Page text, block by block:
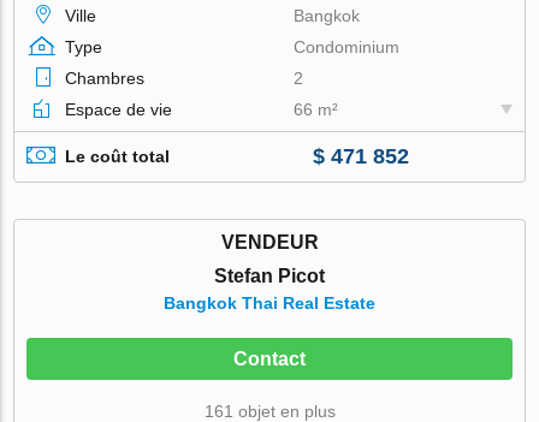
Ville
Bangkok
Type
Condominium
Chambres
2
Espace de vie
66 m²
Le coût total $ 471 852
VENDEUR
Stefan Picot
Bangkok Thai Real Estate
Contact
161 objet en plus